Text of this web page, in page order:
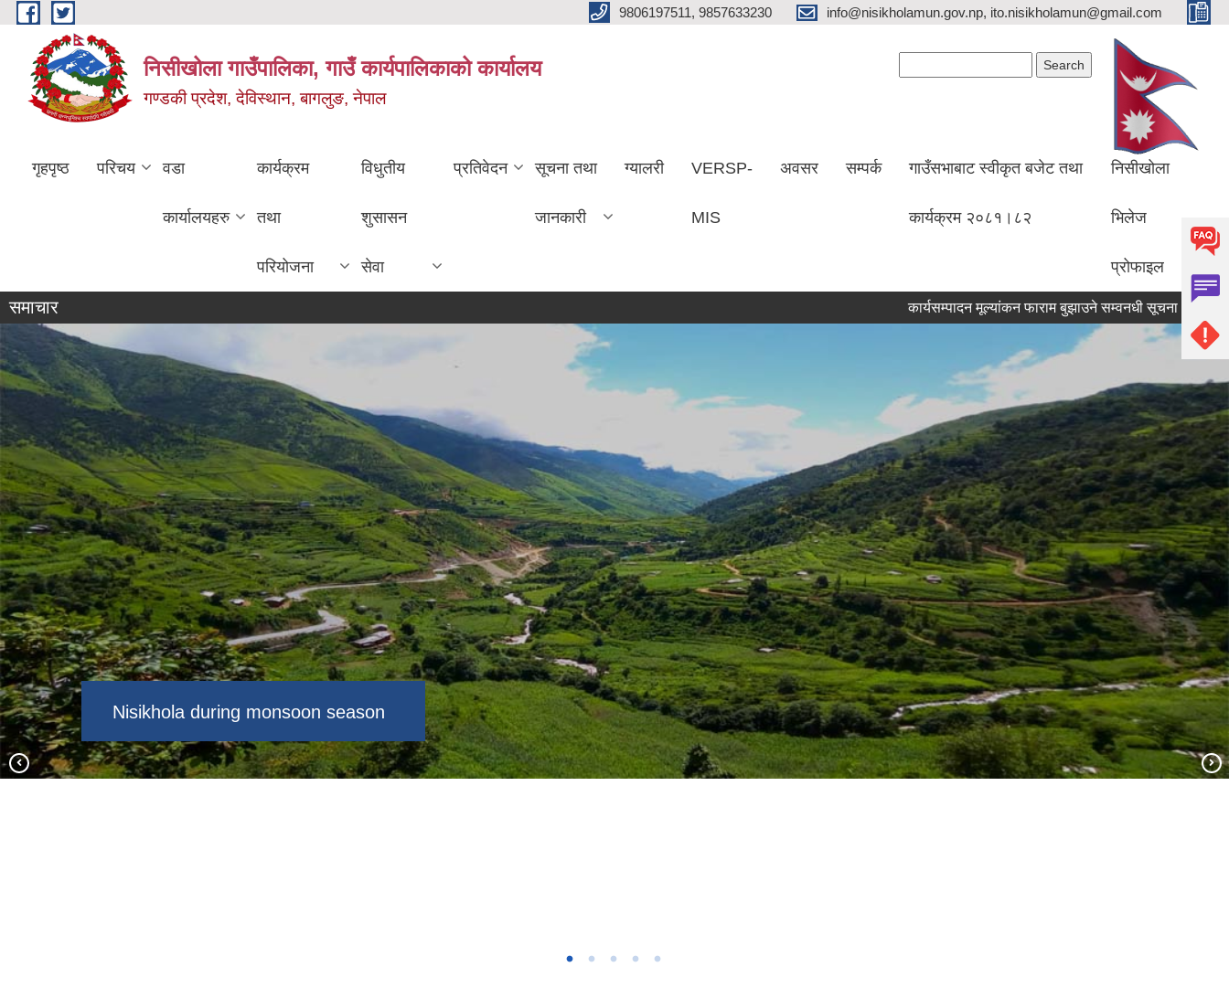
Skip to main content 9806197511, 9857633230 info@nisikholamun.gov.np, ito.nisikholamun@gmail.com
निसीखोला गाउँपालिका, गाउँ कार्यपालिकाको कार्यालय
गण्डकी प्रदेश, देविस्थान, बागलुङ, नेपाल
गृहपृष्ठ परिचय वडा
कार्यालयहरु
कार्यक्रम
तथा
परियोजना
विधुतीय
शुसासन
सेवा
प्रतिवेदन सूचना तथा
जानकारी
ग्यालरी VERSP-
MIS
अवसर सम्पर्क गाउँसभाबाट स्वीकृत बजेट तथा
कार्यक्रम २०८१।८२
निसीखोला
भिलेज
प्रोफाइल
समाचार कार्यसम्पादन मूल्यांकन फाराम बुझाउने सम्वनधी सूचना । आ.व.
Nisikhola during monsoon season
बोहोरागाउँ सेरोफेरो